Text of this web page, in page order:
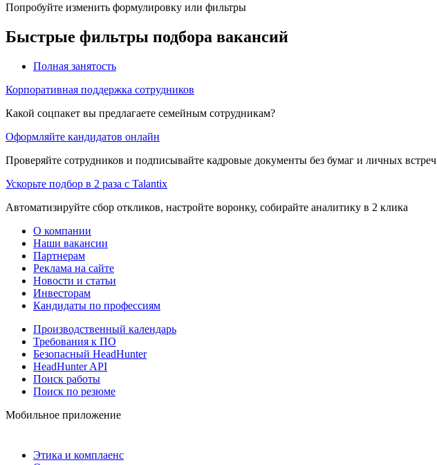
Попробуйте изменить формулировку или фильтры
Быстрые фильтры подбора вакансий
Полная занятость
Корпоративная поддержка сотрудников
Какой соцпакет вы предлагаете семейным сотрудникам?
Оформляйте кандидатов онлайн
Проверяйте сотрудников и подписывайте кадровые документы без бумаг и личных встреч
Ускорьте подбор в 2 раза с Talantix
Автоматизируйте сбор откликов, настройте воронку, собирайте аналитику в 2 клика
О компании
Наши вакансии
Партнерам
Реклама на сайте
Новости и статьи
Инвесторам
Кандидаты по профессиям
Производственный календарь
Требования к ПО
Безопасный HeadHunter
HeadHunter API
Поиск работы
Поиск по резюме
Мобильное приложение
Этика и комплаенс